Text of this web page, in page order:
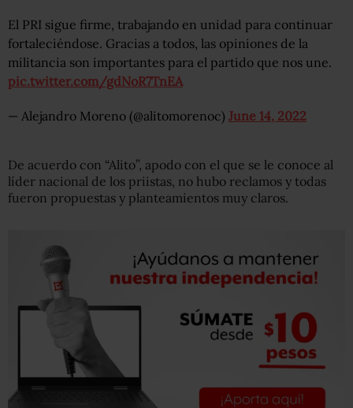
El PRI sigue firme, trabajando en unidad para continuar
fortaleciéndose. Gracias a todos, las opiniones de la
militancia son importantes para el partido que nos une.
pic.twitter.com/gdNoR7TnEA
— Alejandro Moreno (@alitomorenoc) June 14, 2022
De acuerdo con “Alito”, apodo con el que se le conoce al
líder nacional de los priistas, no hubo reclamos y todas
fueron propuestas y planteamientos muy claros.